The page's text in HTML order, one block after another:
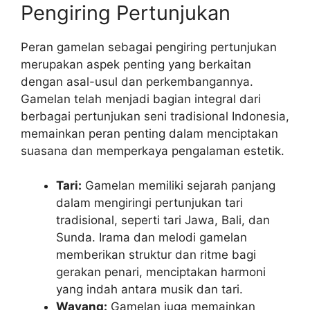
Pengiring Pertunjukan
Peran gamelan sebagai pengiring pertunjukan
merupakan aspek penting yang berkaitan
dengan asal-usul dan perkembangannya.
Gamelan telah menjadi bagian integral dari
berbagai pertunjukan seni tradisional Indonesia,
memainkan peran penting dalam menciptakan
suasana dan memperkaya pengalaman estetik.
Tari: Gamelan memiliki sejarah panjang
dalam mengiringi pertunjukan tari
tradisional, seperti tari Jawa, Bali, dan
Sunda. Irama dan melodi gamelan
memberikan struktur dan ritme bagi
gerakan penari, menciptakan harmoni
yang indah antara musik dan tari.
Wayang: Gamelan juga memainkan